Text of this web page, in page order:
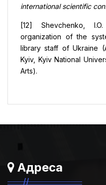
international scientific
[12] Shevchenko,
organization of the
library staff of Ukraine
Kyiv, Kyiv National
Arts).
Адреса